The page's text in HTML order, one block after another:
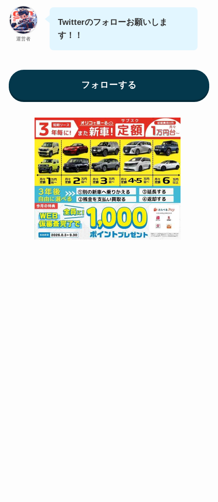
運営者
Twitterのフォローお願いしま
す！！
フォローする